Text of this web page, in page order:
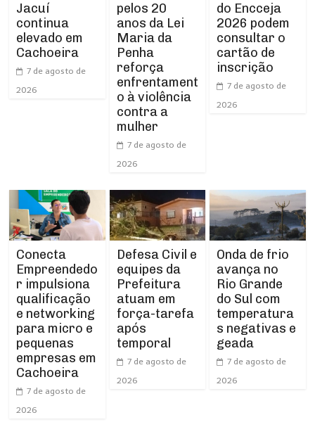
Jacuí
continua
elevado em
Cachoeira
7 de agosto de
2026
pelos 20
anos da Lei
Maria da
Penha
reforça
enfrentament
o à violência
contra a
mulher
7 de agosto de
2026
do Encceja
2026 podem
consultar o
cartão de
inscrição
7 de agosto de
2026
Conecta
Empreendedo
r impulsiona
qualificação
e networking
para micro e
pequenas
empresas em
Cachoeira
7 de agosto de
2026
Defesa Civil e
equipes da
Prefeitura
atuam em
força-tarefa
após
temporal
7 de agosto de
2026
Onda de frio
avança no
Rio Grande
do Sul com
temperatura
s negativas e
geada
7 de agosto de
2026